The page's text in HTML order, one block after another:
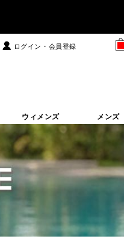
ログイン・会員登録
ウィメンズ メンズ